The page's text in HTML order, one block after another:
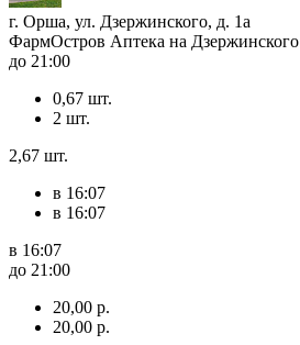
г. Орша, ул. Дзержинского, д. 1а
ФармОстров Аптека на Дзержинского
до 21:00
0,67 шт.
2 шт.
2,67 шт.
в 16:07
в 16:07
в 16:07
до 21:00
20,00 р.
20,00 р.